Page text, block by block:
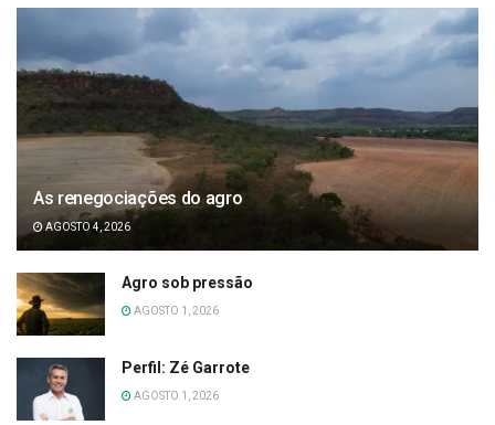
As renegociações do agro
AGOSTO 4, 2026
Agro sob pressão
AGOSTO 1, 2026
Perfil: Zé Garrote
AGOSTO 1, 2026